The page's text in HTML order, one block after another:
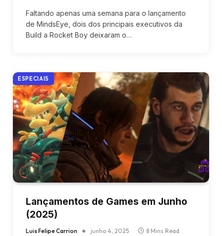
Faltando apenas uma semana para o lançamento
de MindsEye, dois dos principais executivos da
Build a Rocket Boy deixaram o…
ESPECIAIS
Lançamentos de Games em Junho
(2025)
Luis Felipe Carrion junho 4, 2025 8 Mins Read